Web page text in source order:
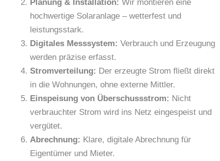
Planung & Installation: Wir montieren eine
hochwertige Solaranlage – wetterfest und
leistungsstark.
Digitales Messsystem: Verbrauch und Erzeugung
werden präzise erfasst.
Stromverteilung: Der erzeugte Strom fließt direkt
in die Wohnungen, ohne externe Mittler.
Einspeisung von Überschussstrom: Nicht
verbrauchter Strom wird ins Netz eingespeist und
vergütet.
Abrechnung: Klare, digitale Abrechnung für
Eigentümer und Mieter.